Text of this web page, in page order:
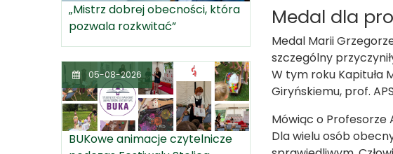
„Mistrz dobrej obecności, która
pozwala rozkwitać”
05-08-2026
BUKowe animacje czytelnicze
Medal dla
Medal Marii
szczególny
W tym roku Kapituła
Giryńskiemu, prof.
Mówiąc o Profesorze
Dla wielu osób